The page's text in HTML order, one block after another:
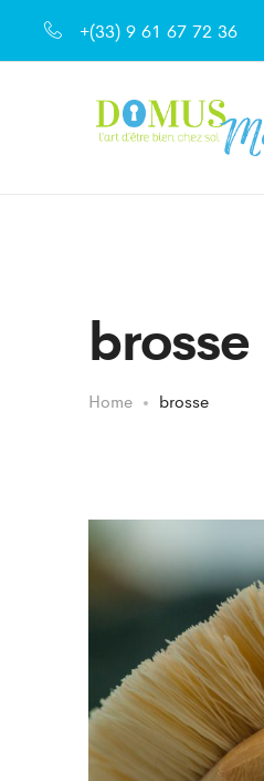
+(33) 9 61 67 72 36
brosse
Home brosse